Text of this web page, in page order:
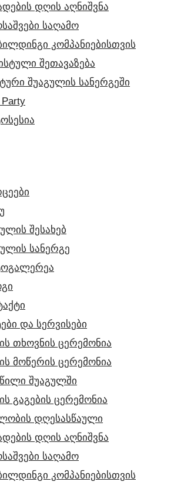
დღის აღნიშვნა
საღამო
კომპანიებისთვის
შეთავაზება
შუაგულის სანერგეში
Party
შესახებ
სანერგე
ᲓᲐ ᲡᲔᲠᲕᲘᲡᲔᲑᲘ
თხოვნის ცერემონია
მოწერის ცერემონია
შუაგულში
გაგების ცერემონია
დღესასწაული
დღის აღნიშვნა
საღამო
კომპანიებისთვის